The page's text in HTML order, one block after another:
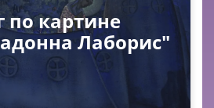
по картине
Лаборис"